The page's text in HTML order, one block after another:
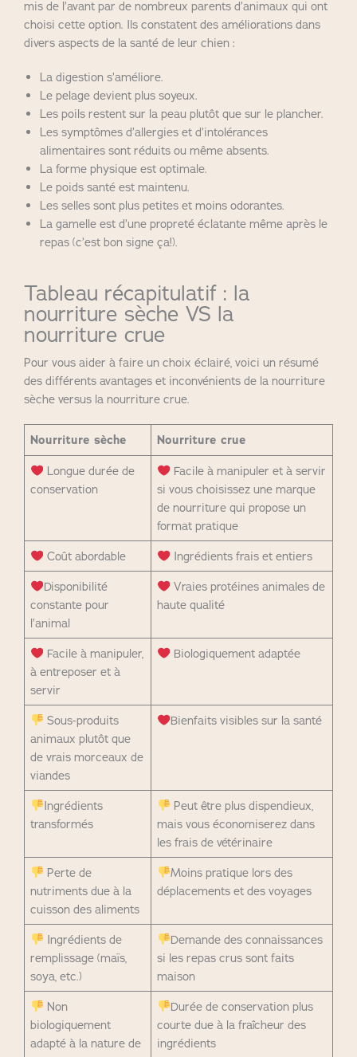
mis de l’avant par de nombreux parents d’animaux qui ont
choisi cette option. Ils constatent des améliorations dans
divers aspects de la santé de leur chien :
La digestion s’améliore.
Le pelage devient plus soyeux.
Les poils restent sur la peau plutôt que sur le plancher.
Les symptômes d’allergies et d’intolérances
alimentaires sont réduits ou même absents.
La forme physique est optimale.
Le poids santé est maintenu.
Les selles sont plus petites et moins odorantes.
La gamelle est d’une propreté éclatante même après le
repas (c’est bon signe ça!).
​​Tableau récapitulatif : la
nourriture sèche VS la
nourriture crue
Pour vous aider à faire un choix éclairé, voici un résumé
des différents avantages et inconvénients de la nourriture
sèche versus la nourriture crue.
Nourriture sèche Nourriture crue
Longue durée de
conservation
Facile à manipuler et à servir
si vous choisissez une marque
de nourriture qui propose un
format pratique
Coût abordable
Ingrédients frais et entiers
Disponibilité
constante pour
l’animal
Vraies protéines animales de
haute qualité
Facile à manipuler,
à entreposer et à
servir
Biologiquement adaptée
Sous-produits
animaux plutôt que
de vrais morceaux de
viandes
Bienfaits visibles sur la santé
Ingrédients
transformés
Peut être plus dispendieux,
mais vous économiserez dans
les frais de vétérinaire
Perte de
nutriments due à la
cuisson des aliments
Moins pratique lors des
déplacements et des voyages
Ingrédients de
remplissage (maïs,
soya, etc.)
Demande des connaissances
si les repas crus sont faits
maison
Non
biologiquement
adapté à la nature de
Durée de conservation plus
courte due à la fraîcheur des
ingrédients